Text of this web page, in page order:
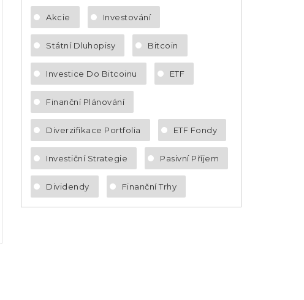
Akcie Investování
Státní Dluhopisy Bitcoin
Investice Do Bitcoinu ETF
Finanční Plánování
Diverzifikace Portfolia ETF Fondy
Investiční Strategie Pasivní Příjem
Dividendy Finanční Trhy